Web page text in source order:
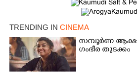
TRENDING IN CINEMA
സമ്പൂർണ ആക്ഷൻ
ഗംഭീര തുടക്കം